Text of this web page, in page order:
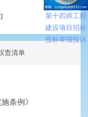
第十四师工程
建设项目招标
投标举报投诉
责清单
条例》